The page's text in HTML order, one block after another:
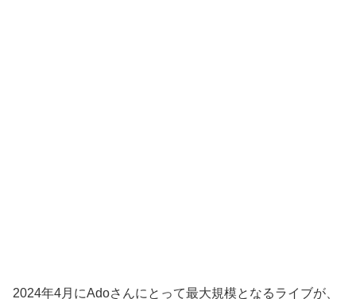
2024年4月にAdoさんにとって最大規模となるライブが、